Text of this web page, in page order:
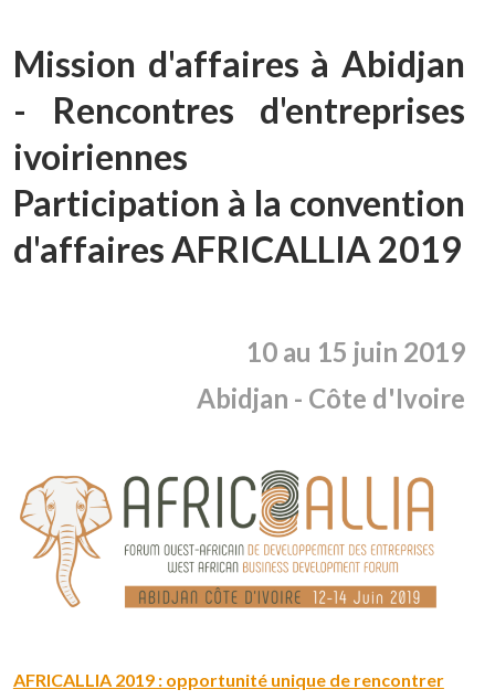
Mission d'affaires à Abidjan
- Rencontres d'entreprises
ivoiriennes
Participation à la convention
d'affaires AFRICALLIA 2019
10 au 15 juin 2019
Abidjan - Côte d'Ivoire
AFRICALLIA 2019 : opportunité unique de rencontrer